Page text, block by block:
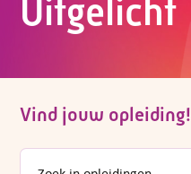
Uitgelicht
Vind jouw opleiding!